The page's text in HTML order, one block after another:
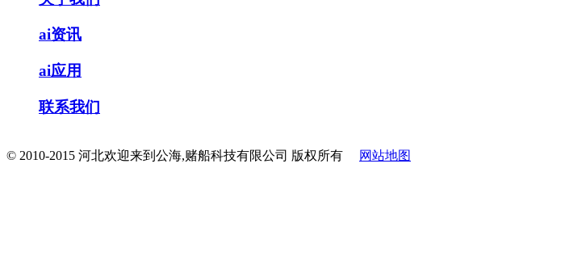
ai资讯
ai应用
联系我们
© 2010-2015 河北欢迎来到公海,赌船科技有限公司 版权所有 网站地图